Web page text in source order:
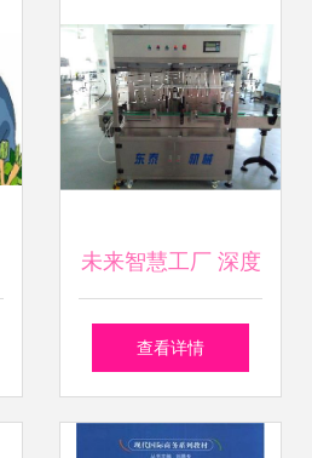
未来智慧工厂 深度
剖析食用油充氮保
查看详情